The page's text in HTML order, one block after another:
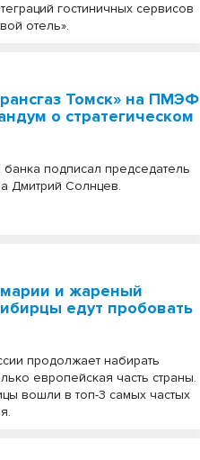
гостиничных сервисов
отель».
Томск» на ПМЭФ
о стратегическом
подписал председатель
Дмитрий Солнцев.
и жареный
едут пробовать
продолжает набирать
европейская часть страны.
вошли в топ-3 самых частых